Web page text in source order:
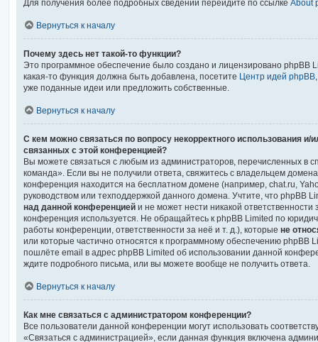
Для получения более подробных сведений перейдите по ссылке About
Вернуться к началу
Почему здесь нет такой-то функции?
Это программное обеспечение было создано и лицензировано phpBB
какая-то функция должна быть добавлена, посетите Центр идей phpBB
уже поданные идеи или предложить собственные.
Вернуться к началу
С кем можно связаться по вопросу некорректного использования и/
связанных с этой конференцией?
Вы можете связаться с любым из администраторов, перечисленных в
команда». Если вы не получили ответа, свяжитесь с владельцем
конференция находится на бесплатном домене (например, chat.ru,
руководством или техподдержкой данного домена. Учтите, что phpBB
над данной конференцией и не может нести никакой ответственности
конференция используется. Не обращайтесь к phpBB Limited по
работы конференции, ответственности за неё и т. д.), которые не
или которые частично относятся к программному обеспечению phpBB
пошлёте email в адрес phpBB Limited об использовании данной
ждите подробного письма, или вы можете вообще не получить ответа.
Вернуться к началу
Как мне связаться с администратором конференции?
Все пользователи данной конференции могут использовать
«Связаться с администрацией», если данная функция включена